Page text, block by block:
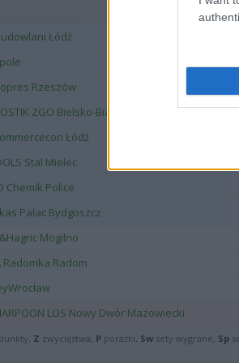
Łódź
Rzeszów
ZGO Bielsko-Biała
Łódź
Stal Mielec
Chemik Police
Pałac Bydgoszcz
Mogilno
Radomka Radom
LOS Nowy Dwór Mazowiecki
punkty, Z zwycięstwa, P porażki, Sw sety wygrane, Sp